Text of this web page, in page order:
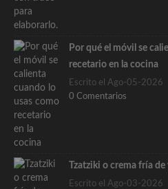
Por qué el móvil se
recetario en la cocina
Escrito el Ago-05-2026
0 Comentarios
Tzatziki o crema fría
Escrito el Ago-03-2026